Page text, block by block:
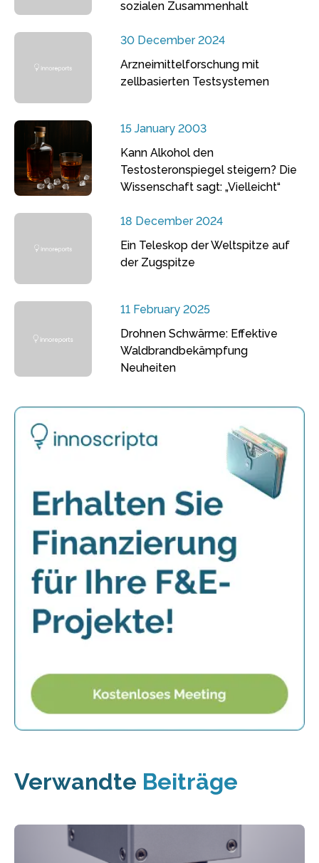
sozialen Zusammenhalt
30 December 2024
Arzneimittelforschung mit
zellbasierten Testsystemen
15 January 2003
Kann Alkohol den
Testosteronspiegel steigern? Die
Wissenschaft sagt: „Vielleicht“
18 December 2024
Ein Teleskop der Weltspitze auf
der Zugspitze
11 February 2025
Drohnen Schwärme: Effektive
Waldbrandbekämpfung
Neuheiten
Verwandte Beiträge